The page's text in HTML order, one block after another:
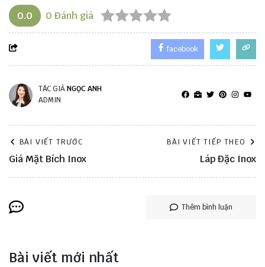
0.0 0 Đánh giá
facebook
TÁC GIẢNGỌC ANH
ADMIN
BÀI VIẾT TRƯỚC
Giá Mặt Bích Inox
BÀI VIẾT TIẾP THEO
Láp Đặc Inox
Thêm bình luận
Bài viết mới nhất